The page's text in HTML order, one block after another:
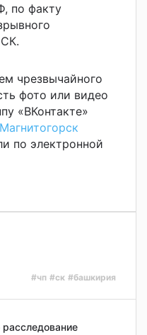
по факту
чрезвычайного
фото или видео
«ВКонтакте»
по электронной
#чп #ск #башкирия